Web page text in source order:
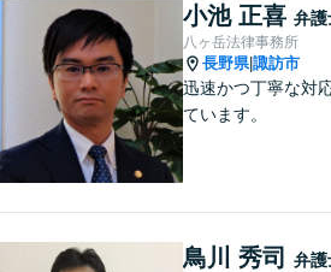
小池 正喜 弁護
八ヶ岳法律事務所
長野県|諏訪市
迅速かつ丁寧な対
ています。
鳥川 秀司 弁護